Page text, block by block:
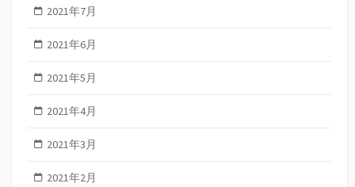
2021年7月
2021年6月
2021年5月
2021年4月
2021年3月
2021年2月